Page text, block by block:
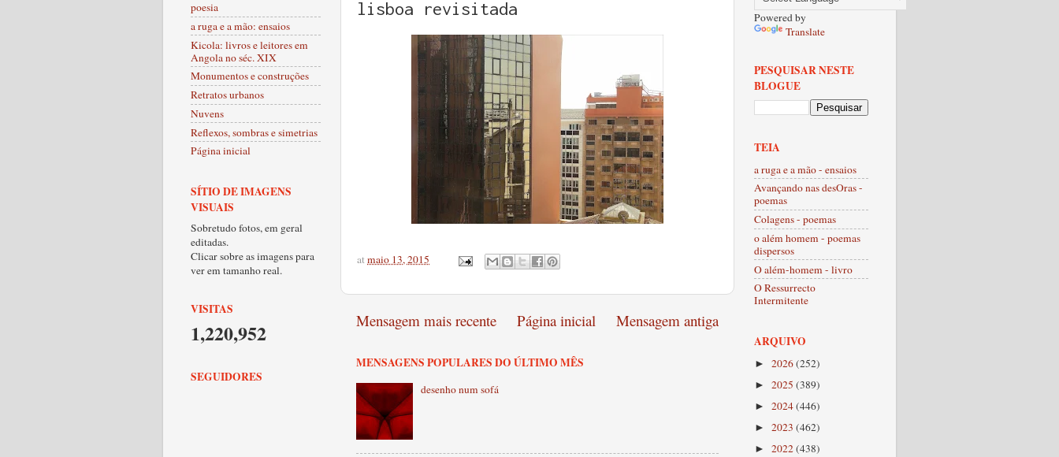
lisboa revisitada
atmaio 13, 2015
Mensagem mais recente Mensagem antiga
Página inicial
MENSAGENS POPULARES DO ÚLTIMO MÊS
desenho num sofá
poesia
a ruga e a mão: ensaios
Kicola: livros e leitores em
Angola no séc. XIX
Monumentos e construções
Retratos urbanos
Nuvens
Reflexos, sombras e simetrias
Página inicial
SÍTIO DE IMAGENS
VISUAIS
Sobretudo fotos, em geral
editadas.
Clicar sobre as imagens para
ver em tamanho real.
VISITAS
1,220,952
SEGUIDORES
Powered by
Translate
PESQUISAR NESTE
BLOGUE
TEIA
a ruga e a mão - ensaios
Avançando nas desOras -
poemas
Colagens - poemas
o além homem - poemas
dispersos
O além-homem - livro
O Ressurrecto
Intermitente
ARQUIVO
► 2026(252)
► 2025 (389)
► 2024(446)
► 2023 (462)
► 2022(438)